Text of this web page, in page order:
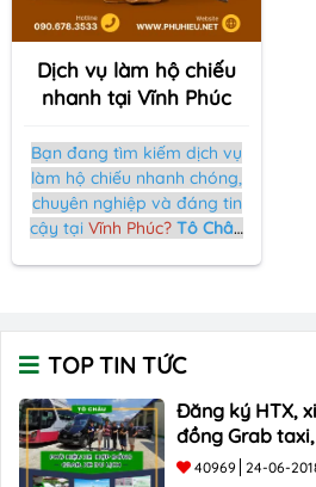
Dịch vụ làm hộ chiếu
nhanh tại Vĩnh Phúc
Bạn đang tìm kiếm dịch vụ
làm hộ chiếu nhanh chóng,
chuyên nghiệp và đáng tin
cậy tại Vĩnh Phúc? Tô Châu
hiểu về lợi ích và sự uy tín
của dịch vụ của chúng tôi.
TOP TIN TỨC
Đăng ký HTX,
đồng Grab taxi,
Minh Giá Rẻ
40969 24-06-